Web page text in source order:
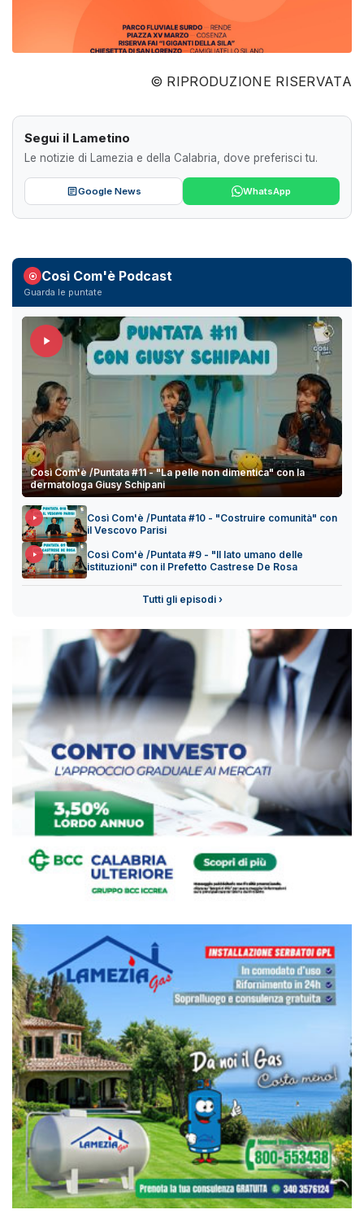
© RIPRODUZIONE RISERVATA
Segui il Lametino
Le notizie di Lamezia e della Calabria, dove preferisci tu.
Google News WhatsApp
Così Com'è Podcast
Guarda le puntate
Così Com'è /Puntata #11 - "La pelle non dimentica" con la
dermatologa Giusy Schipani
Così Com'è /Puntata #10 - "Costruire comunità" con
il Vescovo Parisi
Così Com'è /Puntata #9 - "Il lato umano delle
istituzioni" con il Prefetto Castrese De Rosa
Tutti gli episodi ›